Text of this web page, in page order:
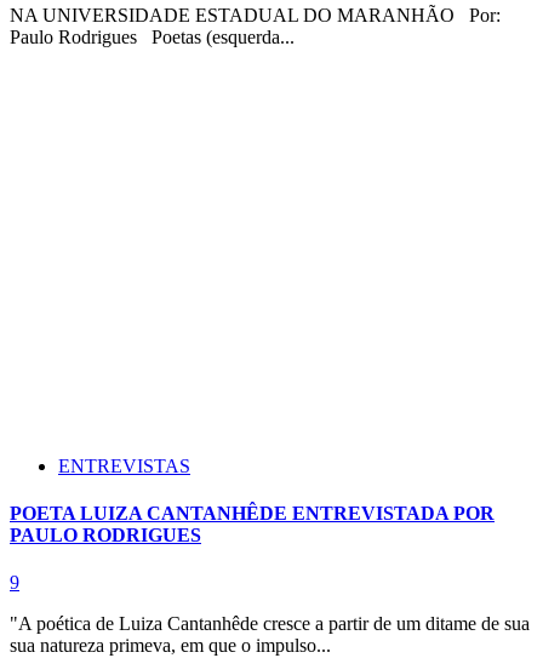
NA UNIVERSIDADE ESTADUAL DO MARANHÃO Por:
Paulo Rodrigues Poetas (esquerda...
ENTREVISTAS
POETA LUIZA CANTANHÊDE ENTREVISTADA POR
PAULO RODRIGUES
9
"A poética de Luiza Cantanhêde cresce a partir de um ditame de sua
sua natureza primeva, em que o impulso...